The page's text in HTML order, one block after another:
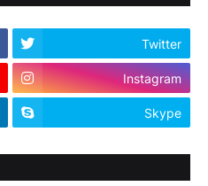
Twitter
Instagram
Skype